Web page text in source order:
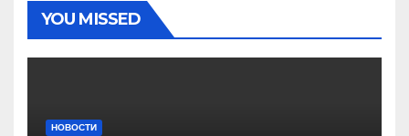
YOU MISSED
НОВОСТИ